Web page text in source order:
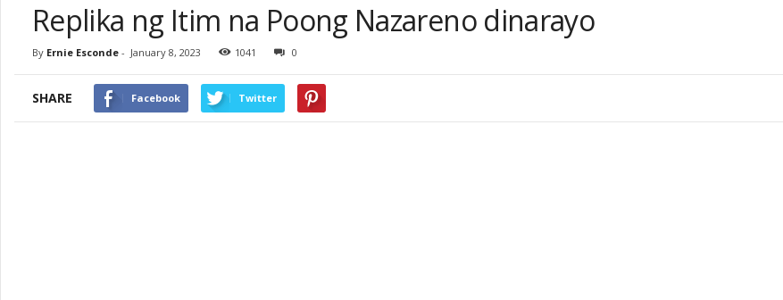
Replika ng Itim na Poong Nazareno dinarayo
By Ernie Esconde - January 8, 2023 1041 0
SHARE Facebook Twitter